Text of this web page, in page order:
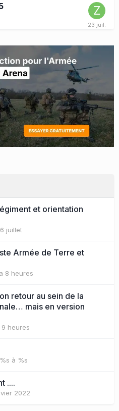
et orientation
juillet
Armée de Terre et
8 heures
retour au sein de la
mais en version
9 heures
%s à %s
....
2022